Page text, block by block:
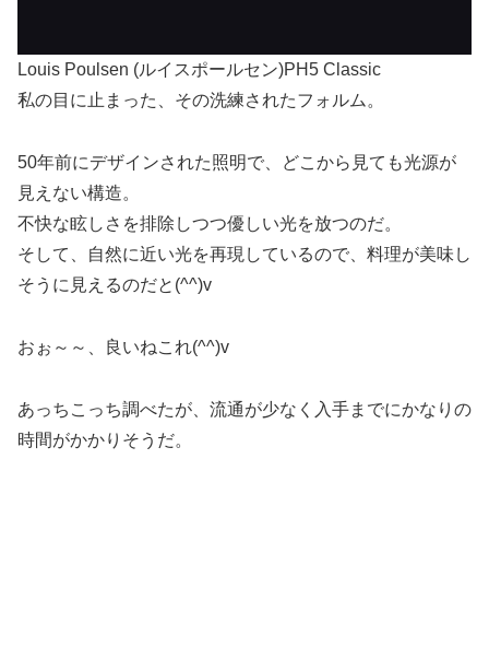
Louis Poulsen (ルイスポールセン)PH5 Classic
私の目に止まった、その洗練されたフォルム。
50年前にデザインされた照明で、どこから見ても光源が
見えない構造。
不快な眩しさを排除しつつ優しい光を放つのだ。
そして、自然に近い光を再現しているので、料理が美味し
そうに見えるのだと(^^)v
おぉ～～、良いねこれ(^^)v
あっちこっち調べたが、流通が少なく入手までにかなりの
時間がかかりそうだ。